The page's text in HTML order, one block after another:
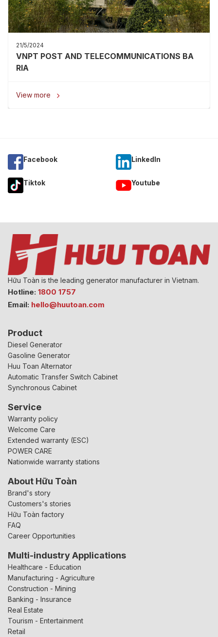
21/5/2024
VNPT POST AND TELECOMMUNICATIONS BA
RIA
View more 
Facebook Linkedln
Tiktok Youtube
Hữu Toàn is the leading generator manufacturer in Vietnam.
Hotline: 1800 1757
Email: hello@huutoan.com
Product
Diesel Generator
Gasoline Generator
Huu Toan Alternator
Automatic Transfer Switch Cabinet
Synchronous Cabinet
Service
Warranty policy
Welcome Care
Extended warranty (ESC)
POWER CARE
Nationwide warranty stations
About Hữu Toàn
Brand's story
Customers's stories
Hữu Toàn factory
FAQ
Career Opportunities
Multi-industry Applications
Healthcare - Education
Manufacturing - Agriculture
Construction - Mining
Banking - Insurance
Real Estate
Tourism - Entertainment
Retail